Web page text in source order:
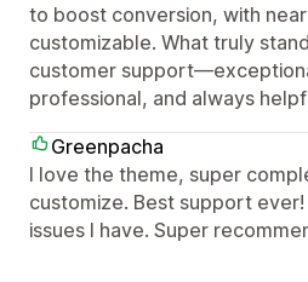
to boost conversion, with
customizable. What truly
customer
professional, and always
Greenpacha
I love the theme, super
customize. Best support ever!
issues I have. Super